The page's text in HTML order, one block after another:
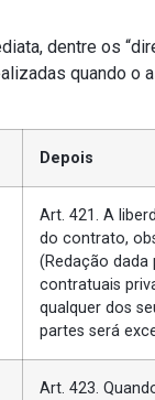
dentre os
quando o
Depois
Art. 421. A
do contrato,
(Redação dada
contratuais
qualquer dos
partes será
Art. 423.